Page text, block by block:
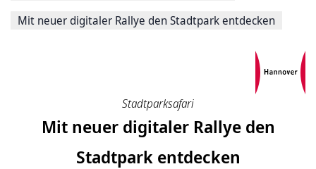
Mit neuer digitaler Rallye den Stadtpark entdecken
Stadtparksafari
Mit neuer digitaler Rallye den
Stadtpark entdecken